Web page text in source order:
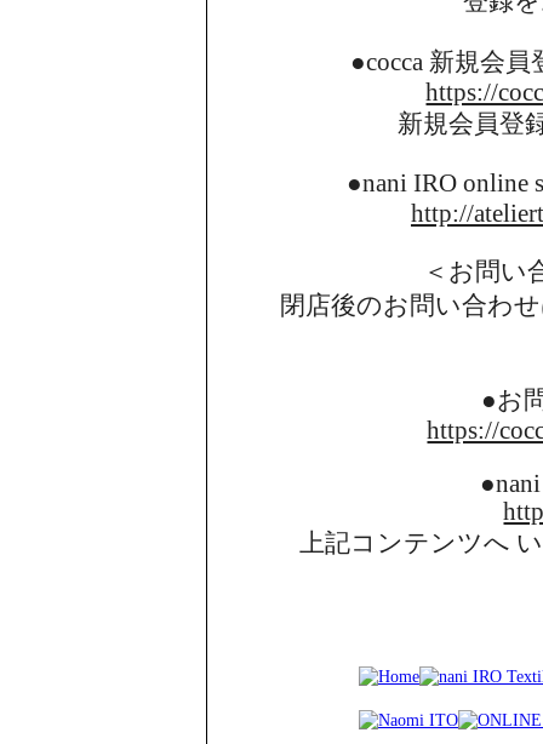
●cocca 新規会
https://
新規会員登
●nani IRO online
http://
＜お問い
閉店後のお問い合わ
●お
https://
上記コンテンツへ